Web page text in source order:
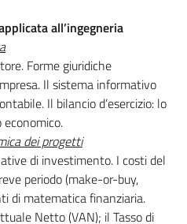
all’ingegneria
Forme giuridiche
Il sistema informativo
Il bilancio d’esercizio: lo
dei progetti
di investimento. I costi del
periodo (make-or-buy,
di matematica finanziaria.
Netto (VAN); il Tasso di